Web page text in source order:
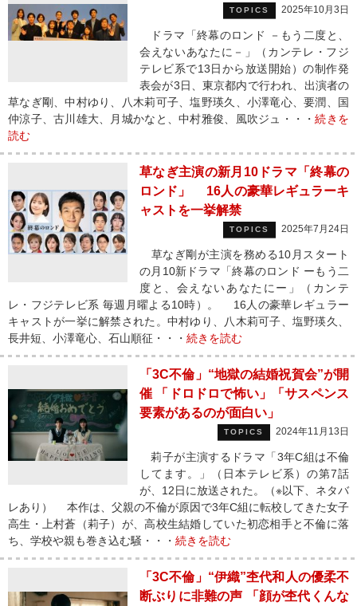
TOPICS 2025年10月3日
ドラマ「終幕のロンド －もう二度と、
会えないあなたに－」（カンテレ・フジ
テレビ系で13日から放送開始）の制作発
表会が3日、東京都内で行われ、出演者の
草なぎ剛、中村ゆり、八木莉可子、塩野瑛久、小澤竜心、要潤、国
仲涼子、古川雄大、月城かなと、中村雅俊、風吹ジュ・・・続きを
読む
草なぎ主演の新月10ドラマ「終幕の
ロンド」 16人の豪華レギュラーキ
ャストを一挙解禁
TOPICS 2025年7月24日
草なぎ剛が主演を務める10月スタート
の月10新ドラマ「終幕のロンド ーもう二
度と、会えないあなたにー」（カンテ
レ・フジテレビ系 毎週月曜よる10時）。 16人の豪華レギュラー
キャストが一挙に解禁された。中村ゆり、八木莉可子、塩野瑛久、
長井短、小澤竜心、石山順征・・・ 続きを読む
「3C不倫」“地獄の結婚祝賀会”が開
催 「ドロドロで怖い」「サスペンス
要素があるのが面白い」
TOPICS 2024年11月13日
莉子が主演するドラマ「3年C組は不倫
してます。」（日本テレビ系）の第7話
が、12日に放送された。（※以下、ネタバ
レあり） 本作は、父親の不倫が原因で3年C組に転校してきた女子
高生・上村蒼（莉子）が、高校生結婚していた初恋相手と不倫に落
ち、学校や親も巻き込む騒・・・ 続きを読む
「3C不倫」“伊織”杢代和人の優柔不
断ぶりに非難の声 「顔が杢代くんな